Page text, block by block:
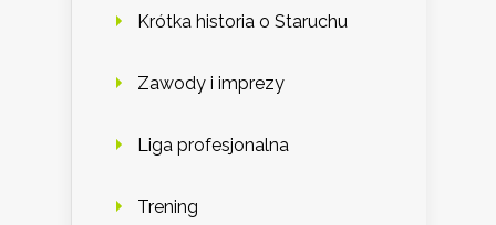
Krótka historia o Staruchu
Zawody i imprezy
Liga profesjonalna
Trening